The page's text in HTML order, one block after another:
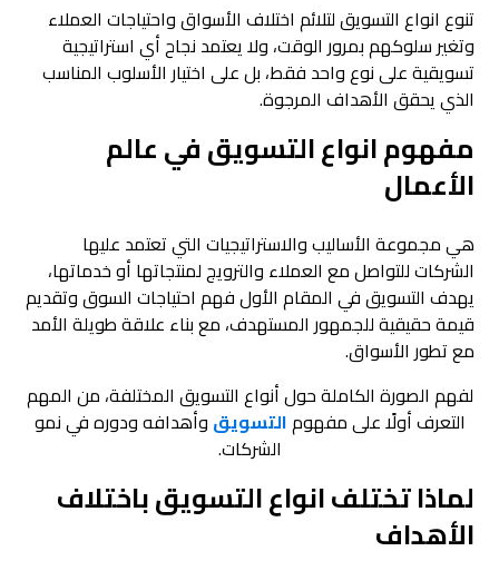
تنوع انواع التسويق لتلائم اختلاف الأسواق واحتياجات العملاء
وتغير سلوكهم بمرور الوقت، ولا يعتمد نجاح أي استراتيجية
تسويقية على نوع واحد فقط، بل على اختيار الأسلوب المناسب
الذي يحقق الأهداف المرجوة.
مفهوم انواع التسويق في عالم
الأعمال
هي مجموعة الأساليب والاستراتيجيات التي تعتمد عليها
الشركات للتواصل مع العملاء والترويج لمنتجاتها أو خدماتها،
يهدف التسويق في المقام الأول فهم احتياجات السوق وتقديم
قيمة حقيقية للجمهور المستهدف، مع بناء علاقة طويلة الأمد
مع تطور الأسواق.
لفهم الصورة الكاملة حول أنواع التسويق المختلفة، من المهم
التعرف أولًا على مفهومالتسويق وأهدافه ودوره في نمو
الشركات.
لماذا تختلف انواع التسويق باختلاف
الأهداف